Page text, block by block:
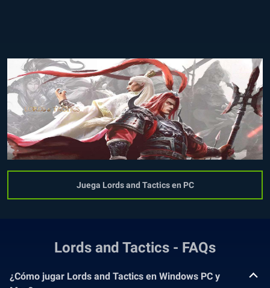
Juega Lords and Tactics en PC
Lords and Tactics - FAQs
¿Cómo jugar Lords and Tactics en Windows PC y